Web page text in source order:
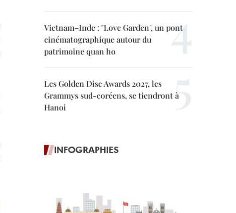
Vietnam–Inde : "Love Garden", un pont
cinématographique autour du
patrimoine quan ho
Les Golden Disc Awards 2027, les
Grammys sud-coréens, se tiendront à
Hanoi
INFOGRAPHIES